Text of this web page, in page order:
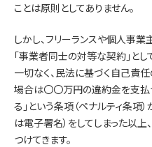
ことは原則としてありません。
しかし、フリーランスや個人事
「事業者同士の対等な契約」と
一切なく、民法に基づく自己責
場合は〇〇万円の違約金を支払
る」という条項（ペナルティ条項
は電子署名）をしてしまった以
つけてきます。